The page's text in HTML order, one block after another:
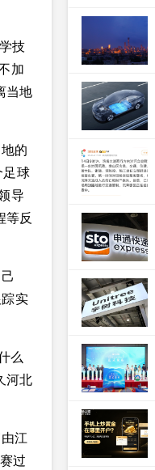
技
加
当地
的
球
导
等反
实
么
河北
江
过